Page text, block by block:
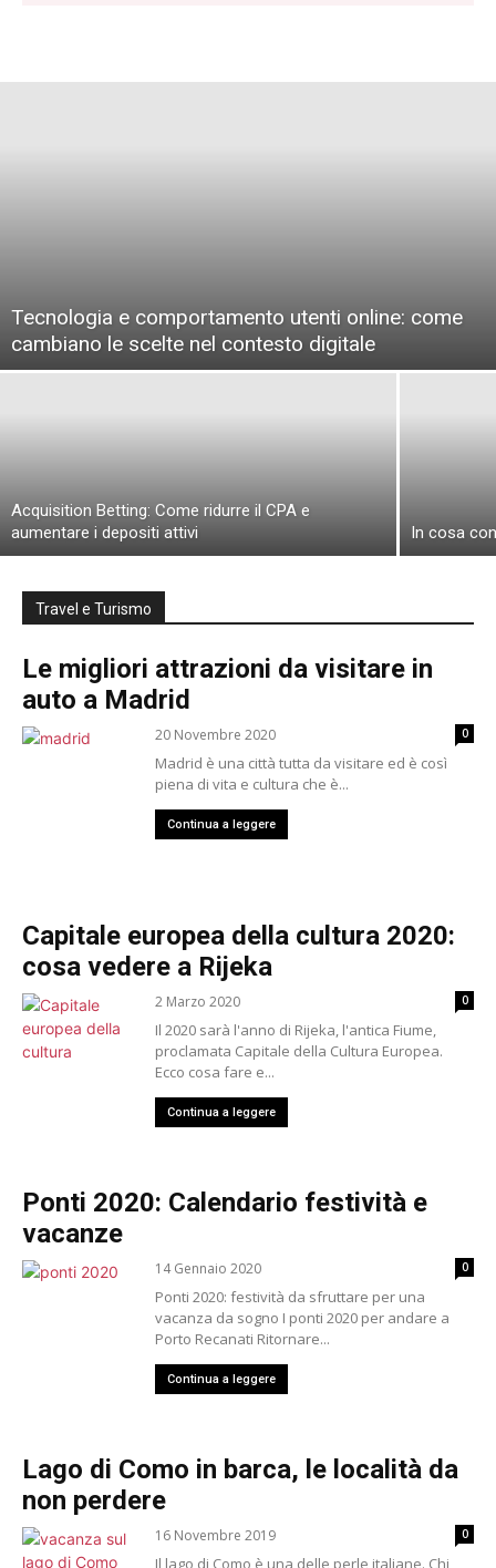
Tecnologia e comportamento utenti online: come
cambiano le scelte nel contesto digitale
Acquisition Betting: Come ridurre il CPA e
aumentare i depositi attivi
In cosa
Travel e Turismo
Le migliori attrazioni da visitare in
auto a Madrid
20 Novembre 2020 0
Madrid è una città tutta da visitare ed è così
piena di vita e cultura che è...
Continua a leggere
Capitale europea della cultura 2020:
cosa vedere a Rijeka
2 Marzo 2020 0
Il 2020 sarà l'anno di Rijeka, l'antica Fiume,
proclamata Capitale della Cultura Europea.
Ecco cosa fare e...
Continua a leggere
Ponti 2020: Calendario festività e
vacanze
14 Gennaio 2020 0
Ponti 2020: festività da sfruttare per una
vacanza da sogno I ponti 2020 per andare a
Porto Recanati Ritornare...
Continua a leggere
Lago di Como in barca, le località da
non perdere
16 Novembre 2019 0
Il lago di Como è una delle perle italiane. Chi